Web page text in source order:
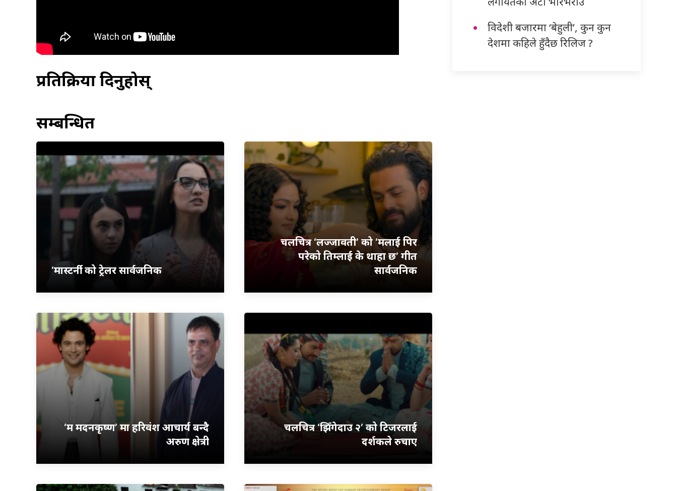
प्रतिक्रिया दिनुहोस्
सम्बन्धित
‘मास्टर्नी’ को ट्रेलर सार्वजनिक
चलचित्र ‘लज्जावती’ को ‘मलाई पिर
परेको तिम्लाई के थाहा छ’ गीत
सार्वजनिक
‘म मदनकृष्ण’ मा हरिवंश आचार्य बन्दै
अरुण क्षेत्री
चलचित्र ‘झिँगेदाउ २’ को टिजरलाई
दर्शकले रुचाए
विदेशी बजारमा ‘बेहुली’, कुन कुन
देशमा कहिले हुँदैछ रिलिज ?